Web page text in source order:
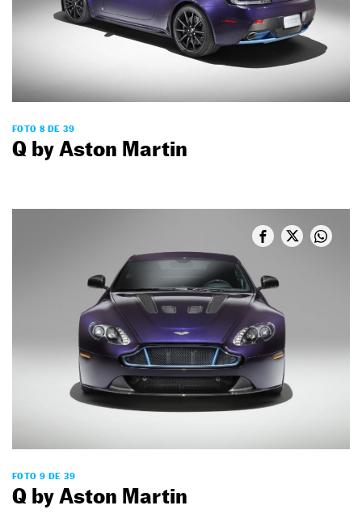
FOTO 8 DE 39
Q by Aston Martin
FOTO 9 DE 39
Q by Aston Martin